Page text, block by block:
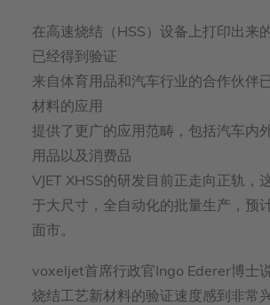
在高速烧结（HSS）设备上打印出来
已经得到验证
来自体育用品和汽车行业的合作伙伴
材料的应用
提供了更广的应用范畴，包括汽车内
用品以及消费品
VJET XHSS的研发目前正走向正轨，
于大尺寸，全自动化的批量生产，预
面市。
voxeljet首席行政官Ingo Ederer博士
烧结工艺新材料的验证速度感到非常